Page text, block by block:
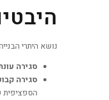
נושא היתרי הבנייה תמיד מעסיק את
סגירה
סגירה